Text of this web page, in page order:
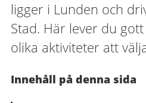
ligger i Lunden och
Stad. Här lever du
olika aktiviteter att
Innehåll på denna sida